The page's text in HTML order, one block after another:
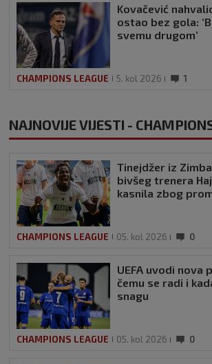
Kovačević
ostao bez gola:
svemu drugom’
CHAMPIONS LEAGUE 5. kol 2026 1
NAJNOVIJE VIJESTI -
Tinejdžer iz
bivšeg trenera
kasnila zbog
CHAMPIONS LEAGUE 05. kol 2026 0
UEFA uvodi nova
čemu se radi i
snagu
CHAMPIONS LEAGUE 05. kol 2026 0